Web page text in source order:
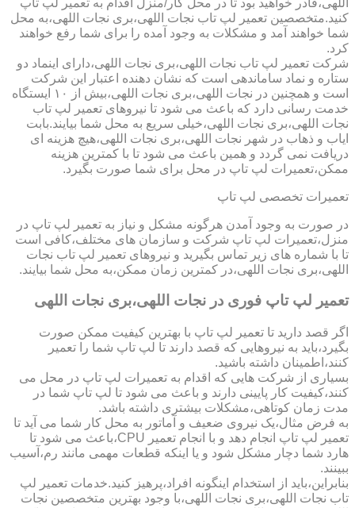
اللهی،قادر خواهید بود تا در محل کار/منزل اقدام به تعمیر لپ تاپ
کنید.متخصصین تعمیر لپ تاب نجات اللهی،بری نجات اللهی،به محل
شما خواهند آمد و مشکلات به وجود آمده را برای شما رفع خواهند
کرد.
شرکت تعمیر لپ تاب نجات اللهی،بری نجات اللهی،دارای اینماد دو
ستاره و نماد ساماندهی است که نشان دهنده اعتبار این شرکت
است و همچنین در نجات اللهی،بری نجات اللهی،بیش از ۱۰ ایستگاه
خدمت رسانی دارد که باعث می شود تا نیروهای تعمیر لپ تاب
نجات اللهی،بری نجات اللهی،خیلی سریع به محل شما بیایند.بابت
ایاب و ذهاب در شهر نجات اللهی،بری نجات اللهی،هیچ هزینه ای
دریافت نمی گردد و همین باعث می شود تا با کمترین هزینه
ممکن،تعمیرات لپ تاپ در محل برای شما صورت بگیرد.
تعمیرات تخصصی لپ تاپ
در صورت به وجود آمدن هرگونه مشکل و نیاز به تعمیر لپ تاپ در
منزل،تعمیرات لپ تاپ شرکت و سازمان های مختلف،کافی است
تا با شماره های زیر تماس بگیرید و نیروهای تعمیر لپ تاب نجات
اللهی،بری نجات اللهی،در کمترین زمان ممکن،به محل شما بیایند.
تعمیر لپ تاپ فوری در نجات اللهی،بری نجات اللهی
اگر قصد دارید تا تعمیر لپ تاپ با بهترین کیفیت ممکن صورت
بگیرد،باید به نیروهایی که قصد دارند تا لپ تاپ شما را تعمیر
کنند،اطمینان داشته باشید.
بسیاری از شرکت هایی که اقدام به تعمیرات لپ تاپ در محل می
کنند،کیفیت کار پایینی دارند و باعث می شود تا لپ تاپ شما در
مدت زمان کوتاهی،مشکلات بیشتری داشته باشد.
به فرض مثال،یک نیروی ضعیف و آماتور به محل کار شما می آید تا
تعمیر لپ تاپ انجام دهد و با انجام تعمیر CPU،باعث می شود تا
هارد شما دچار مشکل شود و یا اینکه قطعات مهمی مانند رم،آسیب
ببینند.
بنابراین،باید از استخدام اینگونه افراد،پرهیز کنید.خدمات تعمیر لپ
تاب نجات اللهی،بری نجات اللهی،با وجود بهترین متخصصین نجات